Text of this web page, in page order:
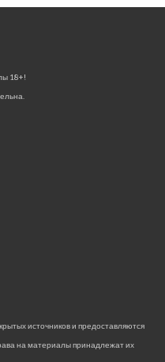
18+!
источников и предоставляются
на материалы принадлежат их